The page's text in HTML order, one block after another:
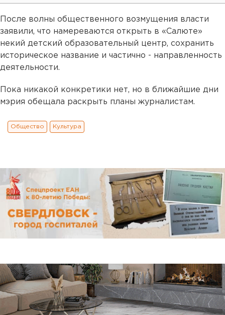
После волны общественного возмущения власти
заявили, что намереваются открыть в «Салюте»
некий детский образовательный центр, сохранить
историческое название и частично - направленность
деятельности.
Пока никакой конкретики нет, но в ближайшие дни
мэрия обещала раскрыть планы журналистам.
Общество Культура